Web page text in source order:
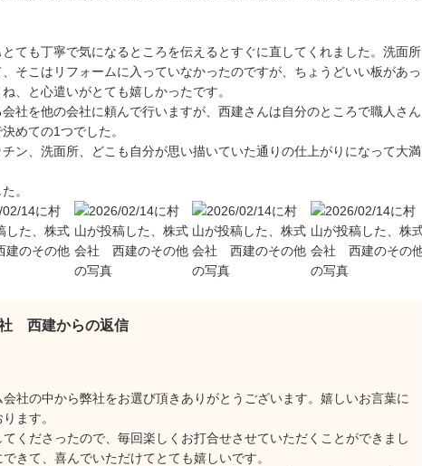
ても丁寧で気になるところを伝えるとすぐに直してくれました。洗面所
そこはリフォームに入っていなかったのですが、ちょうどいい板があっ
、と心遣いがとても嬉しかったです。
社を他の会社に頼んで行いますが、西建さんは自分のところで職人さん
めての1つでした。
ン、洗面所、どこも自分が思い描いていた通りの仕上がりになって大満
。
西建からの返信
社の中から弊社をお選び頂きありがとうございます。嬉しいお言葉に
ます。
くださったので、毎回楽しくお打合せさせていただくことができまし
きて、喜んでいただけてとても嬉しいです。